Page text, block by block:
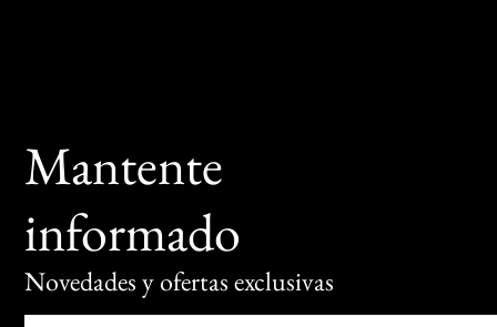
Mantente
informado
Novedades y ofertas exclusivas